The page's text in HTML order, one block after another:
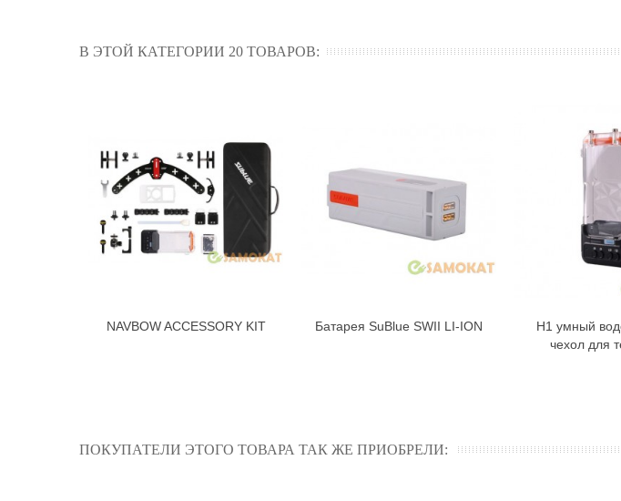
В ЭТОЙ КАТЕГОРИИ 20 ТОВАРОВ:
В корзину
NAVBOW ACCESSORY KIT В корзину
Батарея SuBlue SWII LI-ION В
Н1 умный
чехол для
ПОКУПАТЕЛИ ЭТОГО ТОВАРА ТАК ЖЕ ПРИОБРЕЛИ: